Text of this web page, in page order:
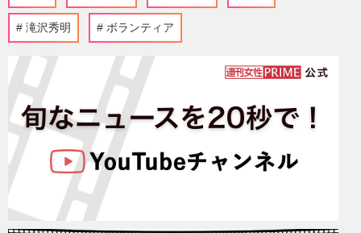
滝沢秀明 ボランティア